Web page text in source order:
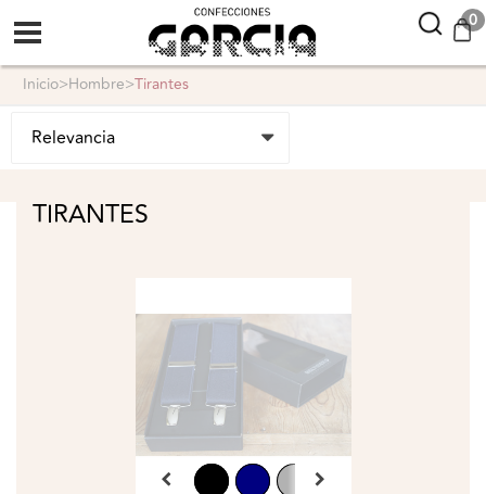
confeccionesgarcia 0
inicio> hombre> tirantes
TIRANTES